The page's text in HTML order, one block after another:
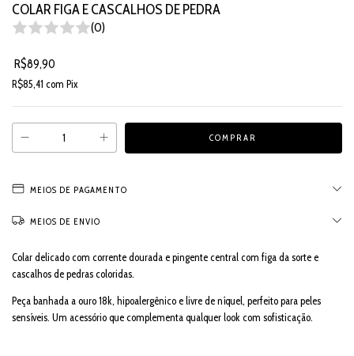
COLAR FIGA E CASCALHOS DE PEDRA
(0)
R$89,90
R$85,41 com Pix
MEIOS DE PAGAMENTO
MEIOS DE ENVIO
Colar delicado com corrente dourada e pingente central com figa da sorte e
cascalhos de pedras coloridas.
Peça banhada a ouro 18k, hipoalergênico e livre de níquel, perfeito para peles
sensíveis. Um acessório que complementa qualquer look com sofisticação.